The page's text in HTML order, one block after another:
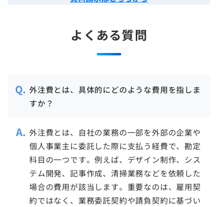
よくある質問
外注費とは、具体的にどのような費用を指しま
すか？
外注費とは、自社の業務の一部を外部の企業や
個人事業主に委託した際に支払う経費で、勘定
科目の一つです。例えば、デザイン制作、シス
テム開発、記事作成、清掃業務などを依頼した
場合の費用が該当します。重要なのは、雇用契
約ではなく、業務委託契約や請負契約に基づい